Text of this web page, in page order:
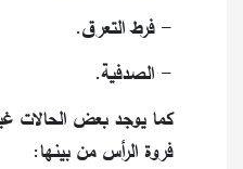
- فرط التعرق.
- الصدفية.
كما يوجد بعض الحالات
فروة الرأس من بينها: